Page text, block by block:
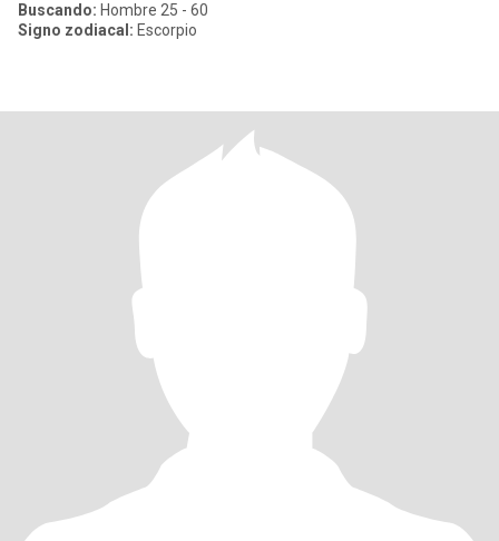
Buscando: Hombre 25 - 60
Signo zodiacal: Escorpio